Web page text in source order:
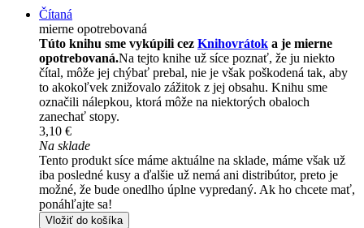
Čítaná
mierne opotrebovaná
Túto knihu sme vykúpili cez Knihovrátok a je mierne
opotrebovaná.Na tejto knihe už síce poznať, že ju niekto
čítal, môže jej chýbať prebal, nie je však poškodená tak, aby
to akokoľvek znižovalo zážitok z jej obsahu. Knihu sme
označili nálepkou, ktorá môže na niektorých obaloch
zanechať stopy.
3,10 €
Na sklade
Tento produkt síce máme aktuálne na sklade, máme však už
iba posledné kusy a ďalšie už nemá ani distribútor, preto je
možné, že bude onedlho úplne vypredaný. Ak ho chcete mať,
ponáhľajte sa!
Vložiť do košíka